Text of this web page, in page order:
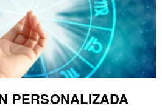
PERSONALIZADA